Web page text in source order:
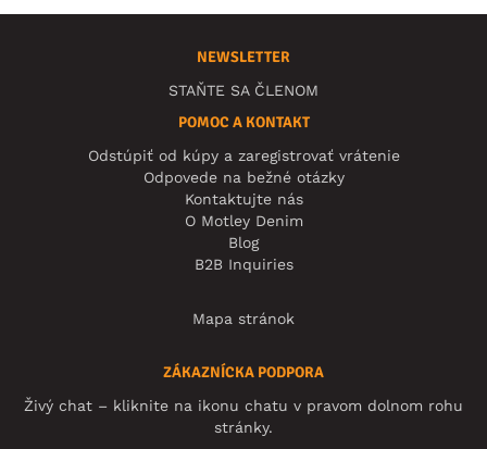
NEWSLETTER
STAŇTE SA ČLENOM
POMOC A KONTAKT
Odstúpiť od kúpy a zaregistrovať vrátenie
Odpovede na bežné otázky
Kontaktujte nás
O Motley Denim
Blog
B2B Inquiries
Mapa stránok
ZÁKAZNÍCKA PODPORA
Živý chat – kliknite na ikonu chatu v pravom dolnom rohu
stránky.